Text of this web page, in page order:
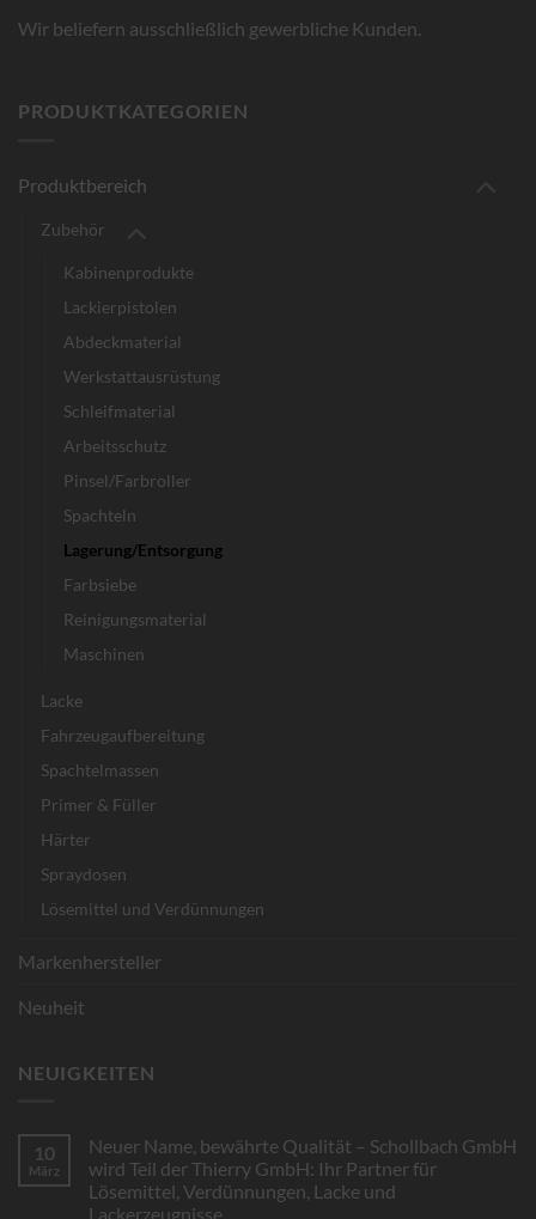
Wir beliefern ausschließlich gewerbliche Kunden.
PRODUKTKATEGORIEN
Produktbereich
Zubehör
Kabinenprodukte
Lackierpistolen
Abdeckmaterial
Werkstattausrüstung
Schleifmaterial
Arbeitsschutz
Pinsel/Farbroller
Spachteln
Lagerung/Entsorgung
Farbsiebe
Reinigungsmaterial
Maschinen
Lacke
Fahrzeugaufbereitung
Spachtelmassen
Primer & Füller
Härter
Spraydosen
Lösemittel und Verdünnungen
Markenhersteller
Neuheit
NEUIGKEITEN
10
März
Neuer Name, bewährte Qualität – Schollbach GmbH
wird Teil der Thierry GmbH: Ihr Partner für
Lösemittel, Verdünnungen, Lacke und
Lackerzeugnisse